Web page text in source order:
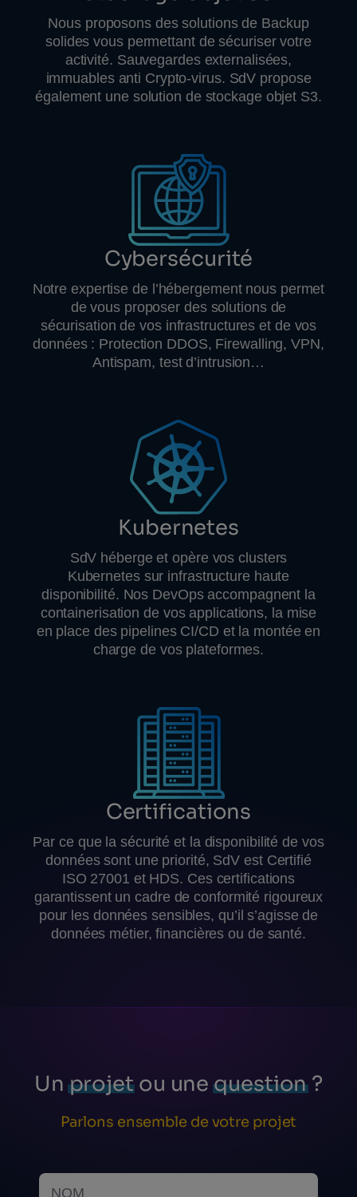
Nous proposons des solutions de Backup
solides vous permettant de sécuriser votre
activité. Sauvegardes externalisées,
immuables anti Crypto-virus. SdV propose
également une solution de stockage objet S3.
Cybersécurité
Notre expertise de l’hébergement nous permet
de vous proposer des solutions de
sécurisation de vos infrastructures et de vos
données : Protection DDOS, Firewalling, VPN,
Antispam, test d’intrusion…
Kubernetes
SdV héberge et opère vos clusters
Kubernetes sur infrastructure haute
disponibilité. Nos DevOps accompagnent la
containerisation de vos applications, la mise
en place des pipelines CI/CD et la montée en
charge de vos plateformes.
Certifications
Par ce que la sécurité et la disponibilité de vos
données sont une priorité, SdV est Certifié
ISO 27001 et HDS. Ces certifications
garantissent un cadre de conformité rigoureux
pour les données sensibles, qu’il s’agisse de
données métier, financières ou de santé.
Unprojetou unequestion?
Parlons ensemble de votre projet